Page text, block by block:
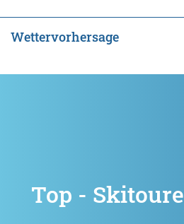
Wettervorhersage
Top -